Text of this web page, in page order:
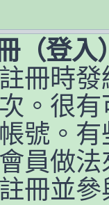
（登
冊時
。很
號。
員做
冊並